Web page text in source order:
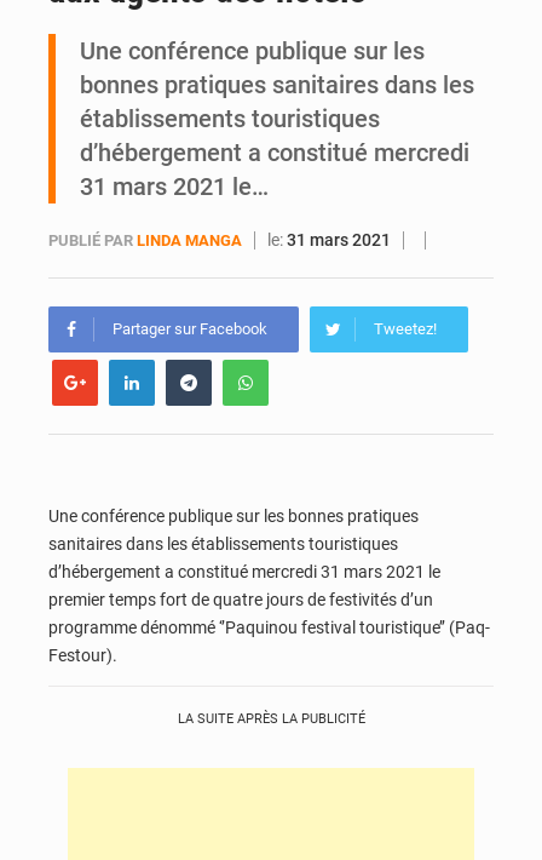
Daloa : décès du colonel Karim Traoré, commandant de la Section de recherches de la gendarmerie après une activité sportive
Une conférence publique sur les
bonnes pratiques sanitaires dans les
établissements touristiques
d’hébergement a constitué mercredi
31 mars 2021 le…
PUBLIÉ PAR LINDA MANGA le:31 mars 2021
Partager sur Facebook Tweetez!
Une conférence publique sur les bonnes pratiques
sanitaires dans les établissements touristiques
d’hébergement a constitué mercredi 31 mars 2021 le
premier temps fort de quatre jours de festivités d’un
programme dénommé ‘’Paquinou festival touristique’’ (Paq-
Festour).
LA SUITE APRÈS LA PUBLICITÉ